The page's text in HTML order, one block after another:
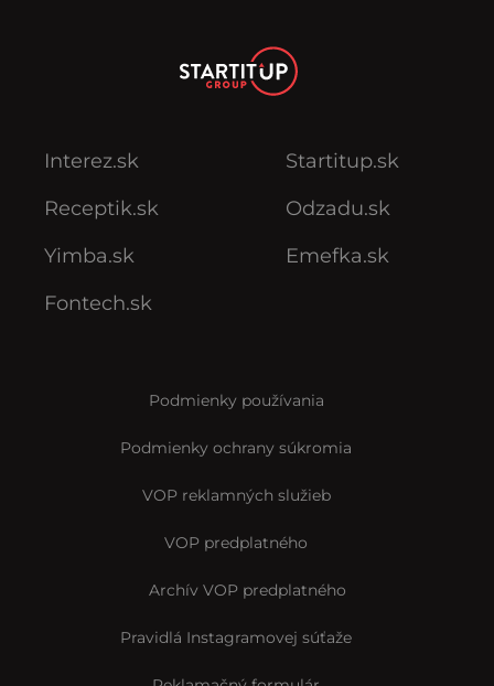
Interez.sk
Receptik.sk
Yimba.sk
Fontech.sk
Startitup.sk
Odzadu.sk
Emefka.sk
Podmienky používania
Podmienky ochrany súkromia
VOP reklamných služieb
VOP predplatného
Archív VOP predplatného
Pravidlá Instagramovej súťaže